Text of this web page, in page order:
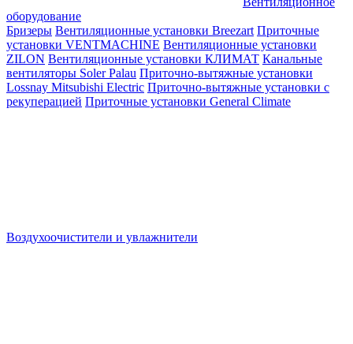
оборудование
Бризеры Вентиляционные установки Breezart Приточные
установки VENTMACHINE Вентиляционные установки
ZILON Вентиляционные установки КЛИМАТ Канальные
вентиляторы Soler Palau Приточно-вытяжные установки
Lossnay Mitsubishi Electric Приточно-вытяжные установки с
рекуперацией Приточные установки General Climate
Воздухоочистители и увлажнители